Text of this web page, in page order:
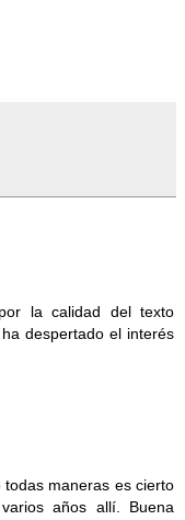
la calidad del texto
despertado el interés
maneras es cierto
años allí. Buena